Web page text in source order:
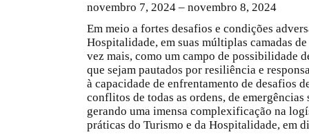
novembro 7, 2024 – novembro 8, 2024
Em meio a fortes desafios e condições
Hospitalidade, em suas múltiplas camadas
vez mais, como um campo de possibilidade
que sejam pautados por resiliência e
à capacidade de enfrentamento de desafios
conflitos de todas as ordens, de
gerando uma imensa complexificação na
práticas do Turismo e da Hospitalidade, em